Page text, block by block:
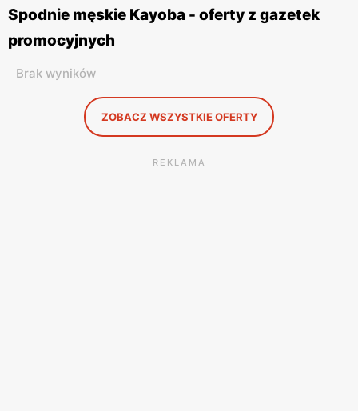
Spodnie męskie Kayoba - oferty z gazetek
promocyjnych
Brak wyników
ZOBACZ WSZYSTKIE OFERTY
REKLAMA